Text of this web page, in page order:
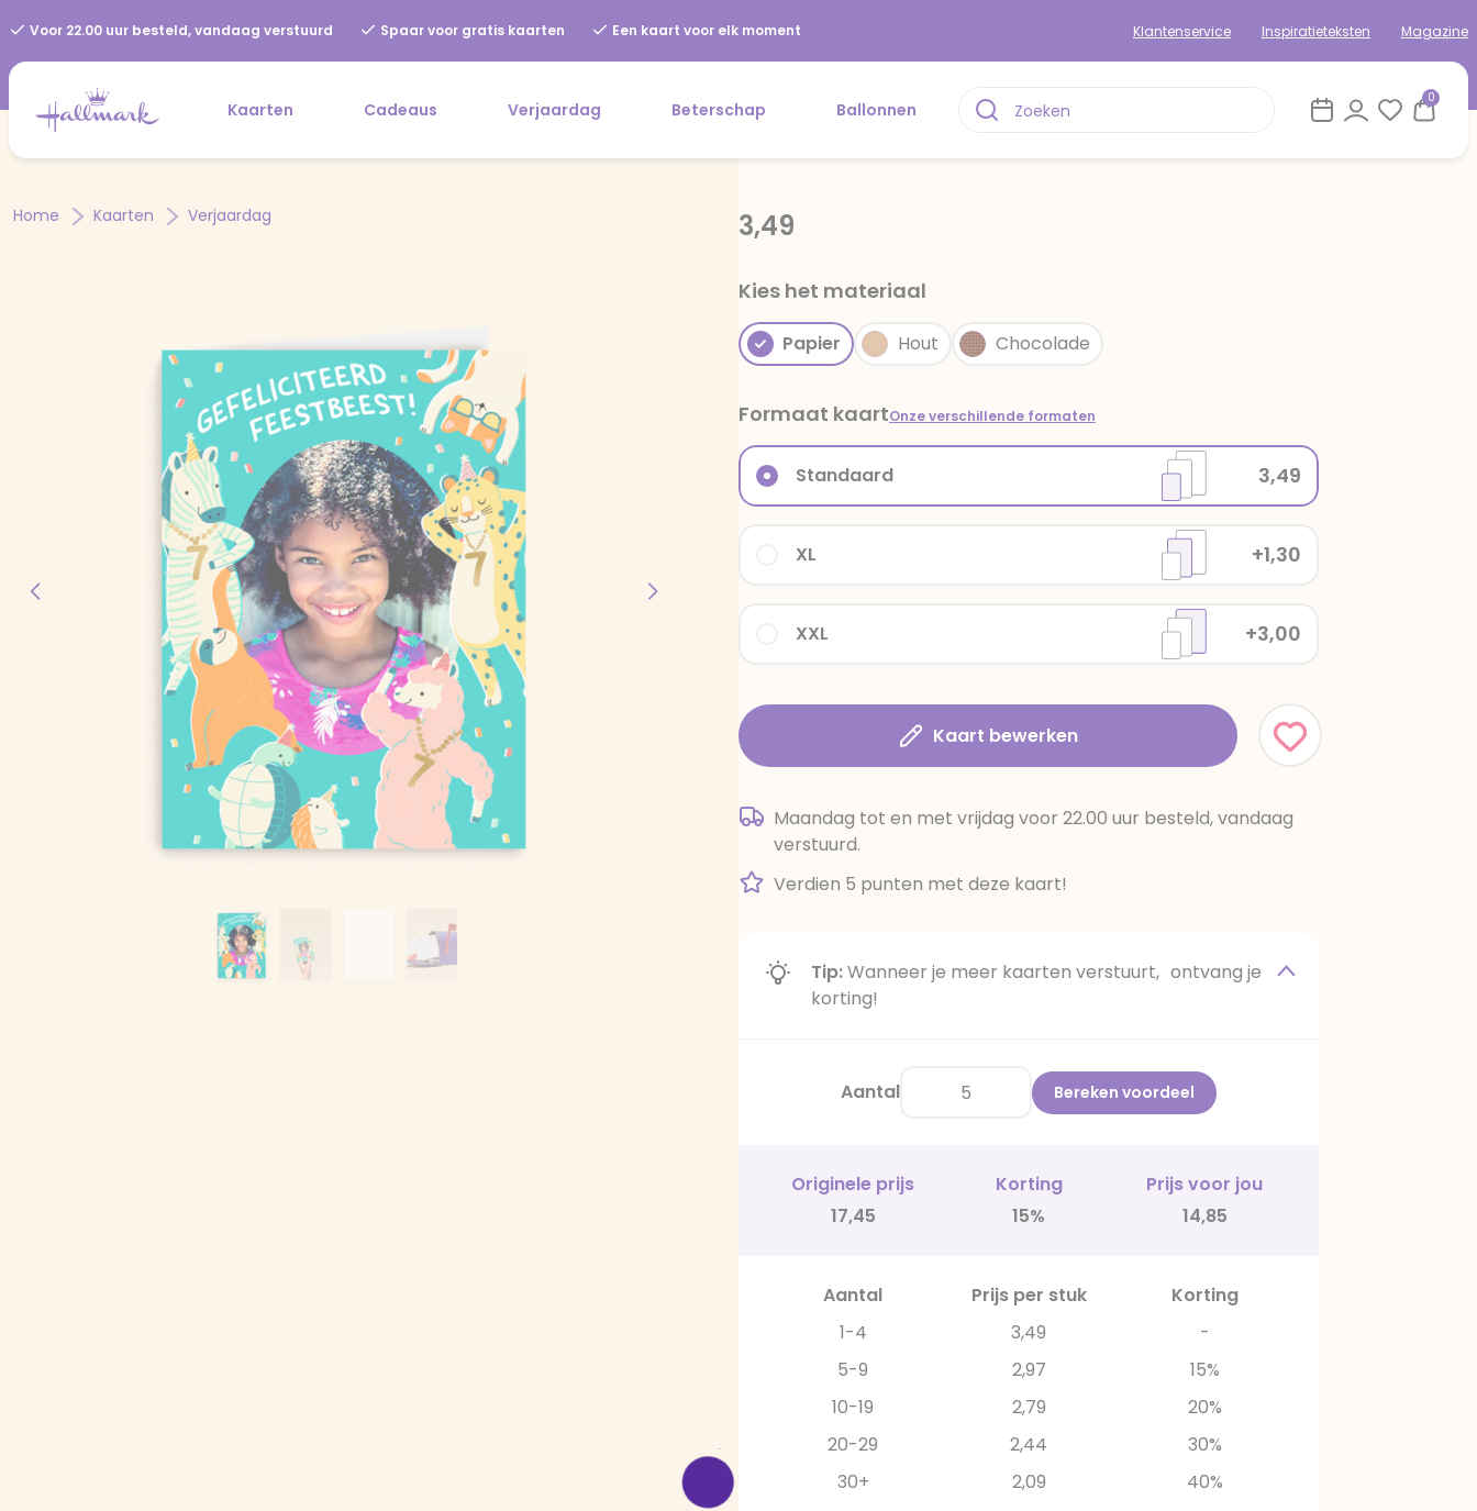
Voor 22.00 uur besteld, vandaag verstuurd Spaar voor gratis kaarten Een kaart voor elk moment Klantenservice Inspiratieteksten Magazine
Kaarten Cadeaus Verjaardag Beterschap Ballonnen
0
Home Kaarten Verjaardag 3,49
Kies het materiaal
Papier Hout Chocolade
Formaat kaartOnze verschillende formaten
XXL +3,00
XL +1,30
Standaard 3,49
Kaart bewerken
Maandag tot en met vrijdag voor 22.00 uur besteld, vandaag
verstuurd.
Verdien 5 punten met deze kaart!
Tip:Wanneer je meer kaarten verstuurt, ontvang je
korting!
Aantal Bereken voordeel
Originele prijs Korting
Prijs voor jou
17,45
15% 14,85
Aantal Prijs per stuk
Korting
1-4
3,49
-
5-9
2,97
15%
10-19
2,79
20%
20-29
2,44
30%
30+
2,09 40%